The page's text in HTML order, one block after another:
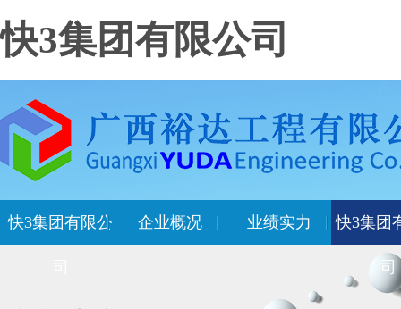
快3集团有限公司
快3集团有限公 企业概况 业绩实力 快3集团
司